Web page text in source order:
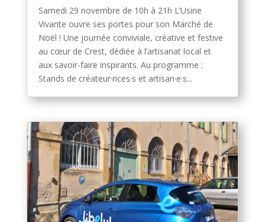
Samedi 29 novembre de 10h à 21h L’Usine
Vivante ouvre ses portes pour son Marché de
Noël ! Une journée conviviale, créative et festive
au cœur de Crest, dédiée à l’artisanat local et
aux savoir-faire inspirants. Au programme :
Stands de créateur·rices·s et artisan·e·s...